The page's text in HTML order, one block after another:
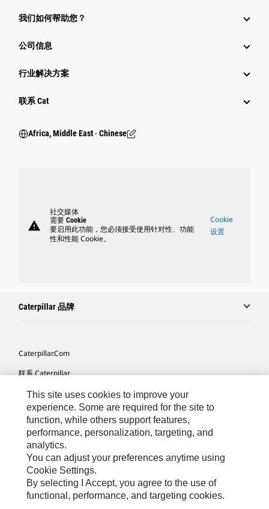
我们如何帮助您？
公司信息
行业解决方案
行业
联系 Cat
Africa, Middle East ‧ Chinese
warning
社交媒体
需要 Cookie
要启用此功能，您必须接受使用针对性、功能
性和性能 Cookie。
Cookie
设置
Caterpillar 品牌
Caterpillar.com
联系 Caterpillar
我的营销首选项
站点地图
Cookie Settings
法律
隐私
This site uses cookies to improve your
experience. Some are required for the site to
function, while others support features,
performance, personalization, targeting, and
analytics.
You can adjust your preferences anytime using
Cookie Settings.
By selecting I Accept, you agree to the use of
functional, performance, and targeting cookies.